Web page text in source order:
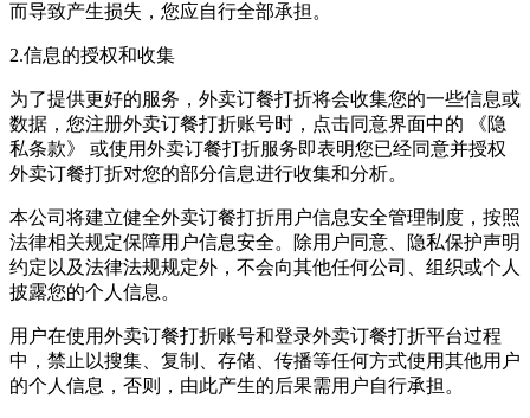
而导致产生损失，您应自行全部承担。
2.信息的授权和收集
为了提供更好的服务， 外卖订餐打折将会收集您的一些信息或
数据，您注册外卖订餐打折账号时，点击同意界面中的 《隐
私条款》 或使用外卖订餐打折服务即表明您已经同意并授权
外卖订餐打折对您的部分信息进行收集和分析。
本公司将建立健全外卖订餐打折用户信息安全管理制度，按照
法律相关规定保障用户信息安全。除用户同意、隐私保护声明
约定以及法律法规规定外，不会向其他任何公司、组织或个人
披露您的个人信息。
用户在使用外卖订餐打折账号和登录外卖订餐打折平台过程
中，禁止以搜集、复制、存储、传播等任何方式使用其他用户
的个人信息，否则，由此产生的后果需用户自行承担。